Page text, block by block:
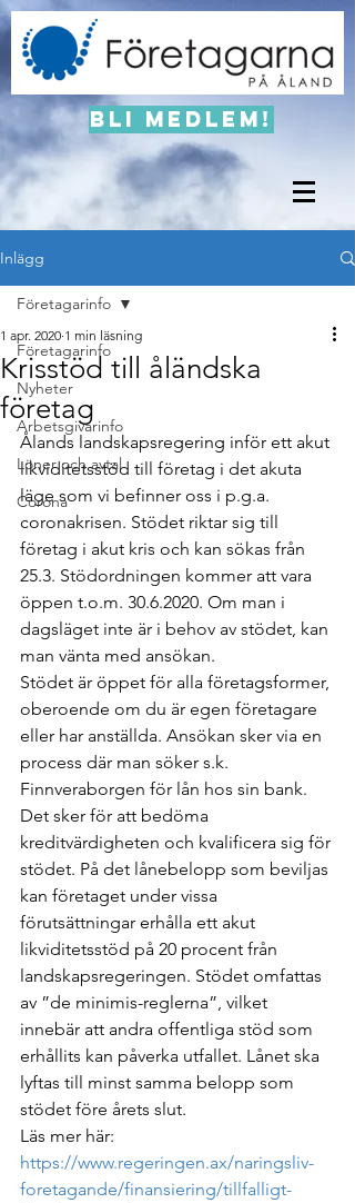
Bli medlem!
Inlägg
Företagarinfo
Nyheter
Arbetsgivarinfo
Löner och avtal
Corona
Företagarinfo
Krisstöd till åländska
företag
1 apr. 2020 1 min läsning
Ålands landskapsregering inför ett akut
likviditetsstöd till företag i det akuta
läge som vi befinner oss i p.g.a.
coronakrisen. Stödet riktar sig till
företag i akut kris och kan sökas från
25.3. Stödordningen kommer att vara
öppen t.o.m. 30.6.2020. Om man i
dagsläget inte är i behov av stödet, kan
man vänta med ansökan.
Stödet är öppet för alla företagsformer,
oberoende om du är egen företagare
eller har anställda. Ansökan sker via en
process där man söker s.k.
Finnveraborgen för lån hos sin bank.
Det sker för att bedöma
kreditvärdigheten och kvalificera sig för
stödet. På det lånebelopp som beviljas
kan företaget under vissa
förutsättningar erhålla ett akut
likviditetsstöd på 20 procent från
landskapsregeringen. Stödet omfattas
av ”de minimis-reglerna”, vilket
innebär att andra offentliga stöd som
erhållits kan påverka utfallet. Lånet ska
lyftas till minst samma belopp som
stödet före årets slut.
Läs mer här:
https://www.regeringen.ax/naringsliv-
foretagande/finansiering/tillfalligt-